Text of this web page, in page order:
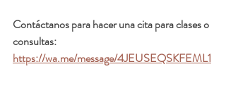
Contáctanos para hacer una cita para clases o
consultas:
https://wa.me/message/4JEUSEQSKFEML1